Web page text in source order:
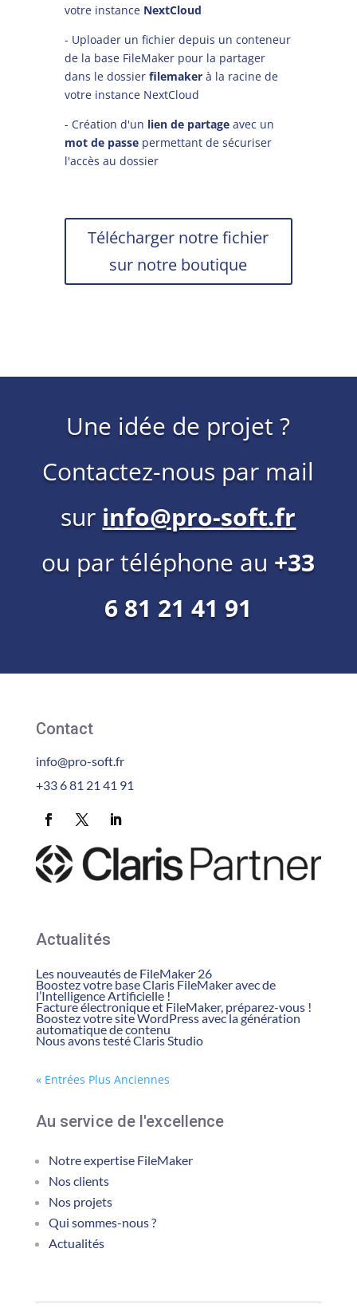
votre instance NextCloud
- Uploader un fichier depuis un conteneur
de la base FileMaker pour la partager
dans le dossier filemakerà la racine de
votre instance NextCloud
- Création d'un lien de partageavec un
mot de passepermettant de sécuriser
l'accès au dossier
Télécharger notre fichier
sur notre boutique
Une idée de projet ?
Contactez-nous par mail
sur info@pro-soft.fr
ou par téléphone au +33
6 81 21 41 91
Contact
info@pro-soft.fr
+33 6 81 21 41 91
Actualités
Les nouveautés de FileMaker 26
Boostez votre base Claris FileMaker avec de
l’Intelligence Artificielle !
Facture électronique et FileMaker, préparez-vous !
Boostez votre site WordPress avec la génération
automatique de contenu
Nous avons testé Claris Studio
« Entrées Plus Anciennes
Au service de l'excellence
Notre expertise FileMaker
Nos clients
Nos projets
Qui sommes-nous ?
Actualités